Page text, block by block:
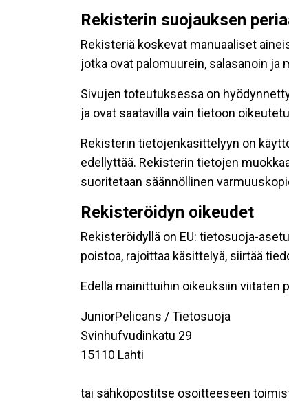
Rekisterin suojauksen
Rekisteriä koskevat manuaaliset
jotka ovat palomuurein, salasanoin
Sivujen toteutuksessa on
ja ovat saatavilla vain tietoon
Rekisterin tietojenkäsittelyyn on
edellyttää. Rekisterin tietojen
suoritetaan säännöllinen
Rekisteröidyn oikeudet
Rekisteröidyllä on EU: tietosuoja-
poistoa, rajoittaa käsittelyä, siirtää
Edellä mainittuihin oikeuksiin viitaten
JuniorPelicans / Tietosuoja
Svinhufvudinkatu 29
15110 Lahti
tai sähköpostitse osoitteeseen